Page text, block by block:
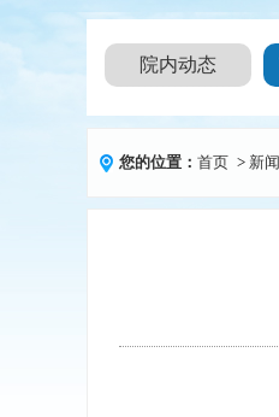
院内动态
您的位置： 首页 > 新